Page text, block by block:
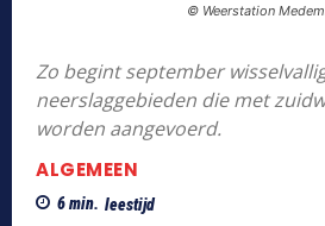
© Weerstation
Zo begint september
neerslaggebieden die met
worden aangevoerd.
ALGEMEEN
6min. leestijd